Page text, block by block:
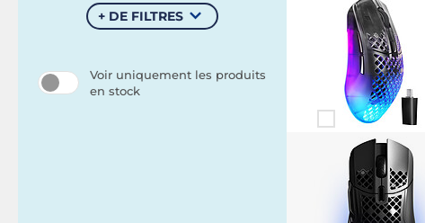
+ DE FILTRES
Voir uniquement les produits
en stock